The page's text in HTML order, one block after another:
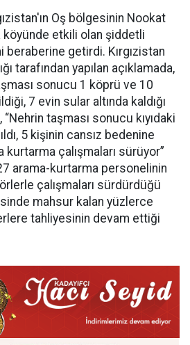
Oş bölgesinin Nookat
köyünde etkili olan şiddetli
beraberine getirdi. Kırgızistan
tarafından yapılan açıklamada,
sonucu 1 köprü ve 10
7 evin sular altında kaldığı
“Nehrin taşması sonucu kıyıdaki
5 kişinin cansız bedenine
kurtarma çalışmaları sürüyor”
arama-kurtarma personelinin
çalışmaları sürdürdüğü
mahsur kalan yüzlerce
tahliyesinin devam ettiği